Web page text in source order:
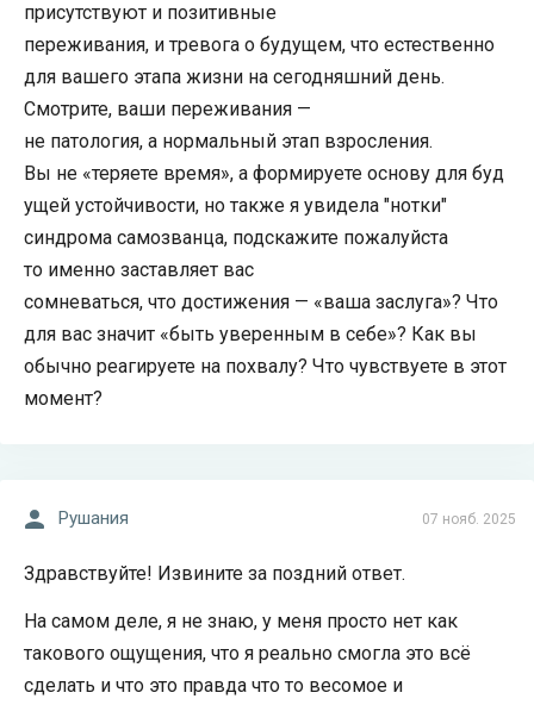
присутствуют и позитивные
переживания, и тревога о будущем, что естественно
для вашего этапа жизни на сегодняшний день.
Смотрите, ваши переживания —
не патология, а нормальный этап взросления.
Вы не «теряете время», а формируете основу для буд
ущей устойчивости, но также я увидела "нотки"
синдрома самозванца, подскажите пожалуйста
то именно заставляет вас
сомневаться, что достижения — «ваша заслуга»? Что
для вас значит «быть уверенным в себе»? Как вы
обычно реагируете на похвалу? Что чувствуете в этот
момент?
07 нояб. 2025
Рушания
Здравствуйте! Извините за поздний ответ.
На самом деле, я не знаю, у меня просто нет как
такового ощущения, что я реально смогла это всё
сделать и что это правда что то весомое и